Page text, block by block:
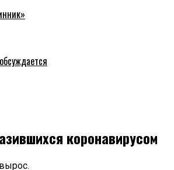
коронавирусом